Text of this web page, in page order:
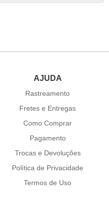
AJUDA
Rastreamento
Fretes e Entregas
Como Comprar
Pagamento
Trocas e Devoluções
Política de Privacidade
Termos de Uso